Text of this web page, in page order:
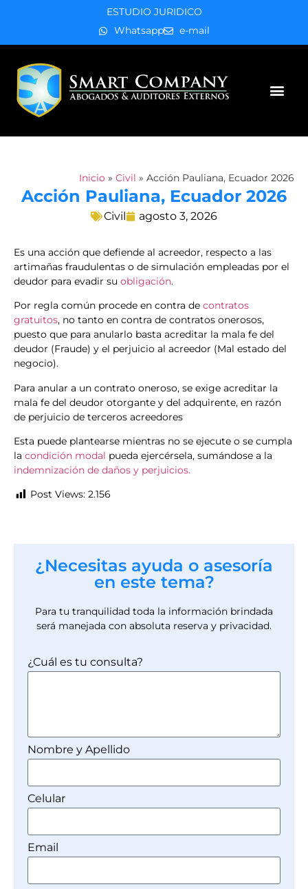
ESTUDIO JURIDICO
Whatsapp
e-mail
Inicio » Civil » Acción Pauliana, Ecuador 2026
Acción Pauliana, Ecuador 2026
Civil agosto 3, 2026
Es una acción que defiende al acreedor, respecto a las
artimañas fraudulentas o de simulación empleadas por el
deudor para evadir su obligación.
Por regla común procede en contra de contratos
gratuitos, no tanto en contra de contratos onerosos,
puesto que para anularlo basta acreditar la mala fe del
deudor (Fraude) y el perjuicio al acreedor (Mal estado del
negocio).
Para anular a un contrato oneroso, se exige acreditar la
mala fe del deudor otorgante y del adquirente, en razón
de perjuicio de terceros acreedores
Esta puede plantearse mientras no se ejecute o se cumpla
la condición modal pueda ejercérsela, sumándose a la
indemnización de daños y perjuicios.
Post Views: 2.156
¿Necesitas ayuda o asesoría
en este tema?
Para tu tranquilidad toda la información brindada
será manejada con absoluta reserva y privacidad.
¿Cuál es tu consulta?
Nombre y Apellido
Celular
Email